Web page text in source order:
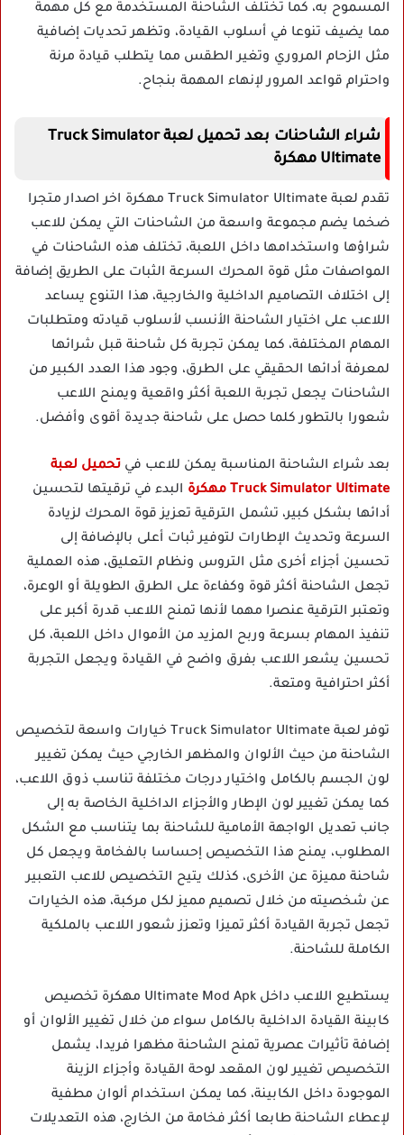
المسموح به، كما تختلف الشاحنة المستخدمة مع كل مهمة
مما يضيف تنوعا في أسلوب القيادة، وتظهر تحديات إضافية
مثل الزحام المروري وتغير الطقس مما يتطلب قيادة مرنة
واحترام قواعد المرور لإنهاء المهمة بنجاح.
شراء الشاحنات بعد تحميل لعبة Truck Simulator
Ultimate مهكرة
تقدم لعبة Truck Simulator Ultimate مهكرة اخر اصدار متجرا
ضخما يضم مجموعة واسعة من الشاحنات التي يمكن للاعب
شراؤها واستخدامها داخل اللعبة، تختلف هذه الشاحنات في
المواصفات مثل قوة المحرك السرعة الثبات على الطريق إضافة
إلى اختلاف التصاميم الداخلية والخارجية، هذا التنوع يساعد
اللاعب على اختيار الشاحنة الأنسب لأسلوب قيادته ومتطلبات
المهام المختلفة، كما يمكن تجربة كل شاحنة قبل شرائها
لمعرفة أدائها الحقيقي على الطرق، وجود هذا العدد الكبير من
الشاحنات يجعل تجربة اللعبة أكثر واقعية ويمنح اللاعب
شعورا بالتطور كلما حصل على شاحنة جديدة أقوى وأفضل.
بعد شراء الشاحنة المناسبة يمكن للاعب في تحميل لعبة
Truck Simulator Ultimate مهكرة
البدء في ترقيتها لتحسين
أدائها بشكل كبير، تشمل الترقية تعزيز قوة المحرك لزيادة
السرعة وتحديث الإطارات لتوفير ثبات أعلى بالإضافة إلى
تحسين أجزاء أخرى مثل التروس ونظام التعليق، هذه العملية
تجعل الشاحنة أكثر قوة وكفاءة على الطرق الطويلة أو الوعرة،
وتعتبر الترقية عنصرا مهما لأنها تمنح اللاعب قدرة أكبر على
تنفيذ المهام بسرعة وربح المزيد من الأموال داخل اللعبة، كل
تحسين يشعر اللاعب بفرق واضح في القيادة ويجعل التجربة
أكثر احترافية ومتعة.
توفر لعبة Truck Simulator Ultimate خيارات واسعة لتخصيص
الشاحنة من حيث الألوان والمظهر الخارجي حيث يمكن تغيير
لون الجسم بالكامل واختيار درجات مختلفة تناسب ذوق اللاعب،
كما يمكن تغيير لون الإطار والأجزاء الداخلية الخاصة به إلى
جانب تعديل الواجهة الأمامية للشاحنة بما يتناسب مع الشكل
المطلوب، يمنح هذا التخصيص إحساسا بالفخامة ويجعل كل
شاحنة مميزة عن الأخرى، كذلك يتيح التخصيص للاعب التعبير
عن شخصيته من خلال تصميم مميز لكل مركبة، هذه الخيارات
تجعل تجربة القيادة أكثر تميزا وتعزز شعور اللاعب بالملكية
الكاملة للشاحنة.
يستطيع اللاعب داخل Ultimate Mod Apk مهكرة تخصيص
كابينة القيادة الداخلية بالكامل سواء من خلال تغيير الألوان أو
إضافة تأثيرات عصرية تمنح الشاحنة مظهرا فريدا، يشمل
التخصيص تغيير لون المقعد لوحة القيادة وأجزاء الزينة
الموجودة داخل الكابينة، كما يمكن استخدام ألوان مطفية
لإعطاء الشاحنة طابعا أكثر فخامة من الخارج، هذه التعديلات